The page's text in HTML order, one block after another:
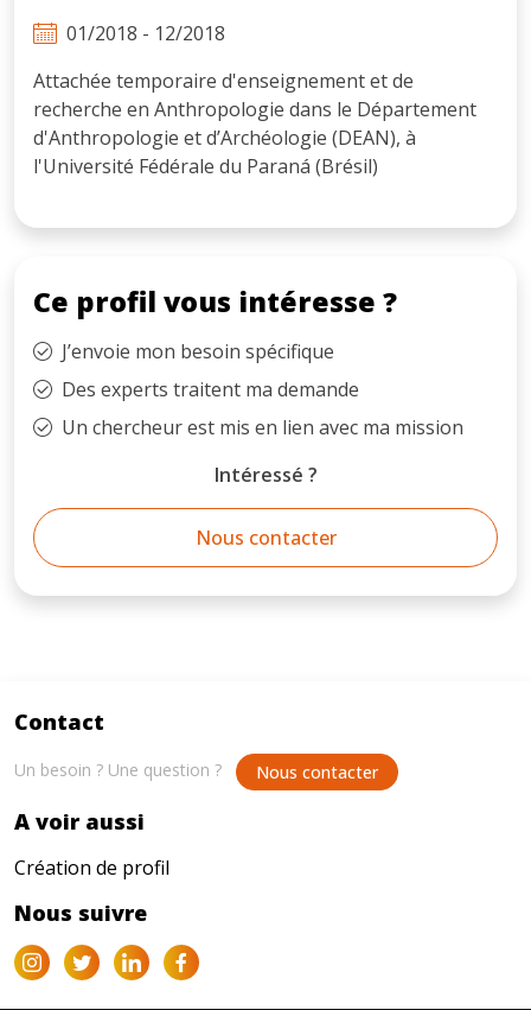
01/2018 - 12/2018
Attachée temporaire d'enseignement et de
recherche en Anthropologie dans le Département
d'Anthropologie et d’Archéologie (DEAN), à
l'Université Fédérale du Paraná (Brésil)
Ce profil vous intéresse ?
J’envoie mon besoin spécifique
Des experts traitent ma demande
Un chercheur est mis en lien avec ma mission
Intéressé ?
Nous contacter
Contact
Un besoin ? Une question ? Nous contacter
A voir aussi
Création de profil
Nous suivre